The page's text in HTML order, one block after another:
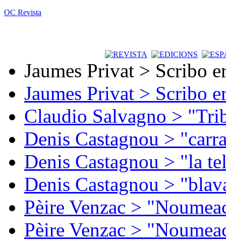
OC Revista
Jaumes Privat > Scribo
Jaumes Privat > Scribo
Claudio Salvagno >
Denis Castagnou >
Denis Castagnou > "la
Denis Castagnou >
Pèire Venzac >
Pèire Venzac >